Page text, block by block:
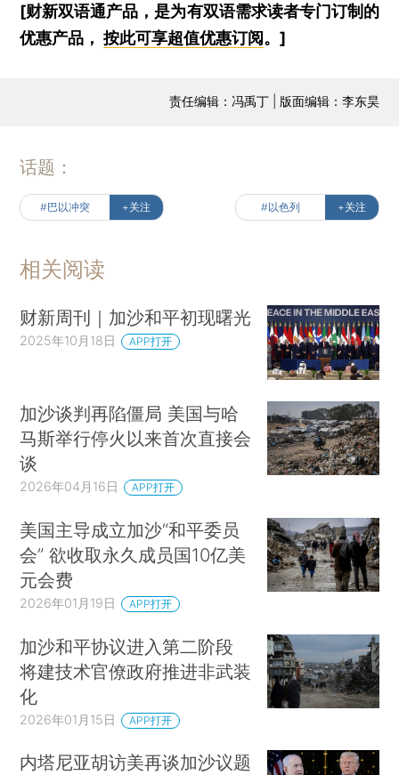
[财新双语通产品，是为有双语需求读者专门订制的
优惠产品，按此可享超值优惠订阅。]
责任编辑：冯禹丁 | 版面编辑：李东昊
话题：
#巴以冲突 +关注 #以色列 +关注
相关阅读
财新周刊｜加沙和平初现曙光
2025年10月18日 APP打开
加沙谈判再陷僵局 美国与哈
马斯举行停火以来首次直接会
谈
2026年04月16日 APP打开
美国主导成立加沙“和平委员
会” 欲收取永久成员国10亿美
元会费
2026年01月19日 APP打开
加沙和平协议进入第二阶段
将建技术官僚政府推进非武装
化
2026年01月15日 APP打开
内塔尼亚胡访美再谈加沙议题